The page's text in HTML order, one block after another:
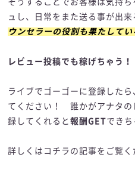
そうすることでお客様は気持
ュし、日常をまた送る事が出来
ウンセラーの役割も果たして
レビュー投稿でも稼げちゃう！
ライブでゴーゴーに登録したら
てください！ 誰かがアナタの
録してくれると報酬GETできち
詳しくはコチラの記事をご覧く